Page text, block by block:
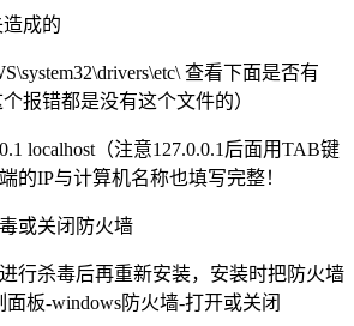
成的
查看下面是否有
报错都是没有这个文件的）
localhost（注意127.0.0.1后面用TAB键
的IP与计算机名称也填写完整！
或关闭防火墙
行杀毒后再重新安装，安装时把防火墙
板-windows防火墙-打开或关闭